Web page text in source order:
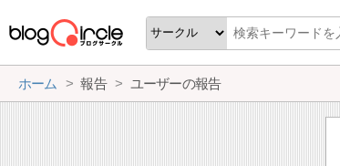
ホーム 報告 ユーザーの報告